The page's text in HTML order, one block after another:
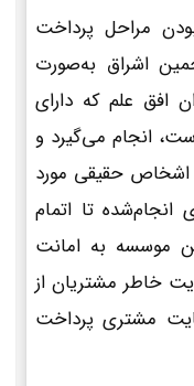
مراحل پرداخت
اشراق به‌صورت
افق علم که دارای
انجام می‌گیرد و
حقیقی مورد
تا اتمام
موسسه به امانت
خاطر مشتریان از
مشتری پرداخت